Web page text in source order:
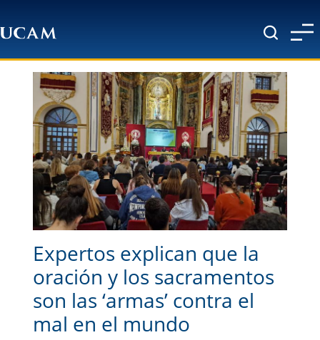
Expertos explican que la
oración y los sacramentos
son las ‘armas’ contra el
mal en el mundo